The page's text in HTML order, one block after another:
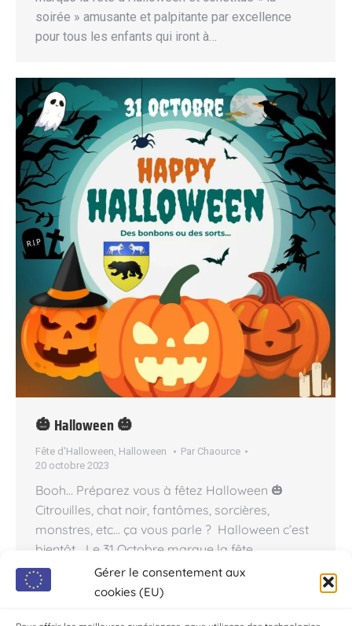
Gérer le consentement aux
cookies (EU)
soirée » amusante et palpitante par excellence
pour tous les enfants qui iront à…
🎃 Halloween 🎃
Fête d'Halloween, Halloween Par Chaource
20 octobre 2023
Booh… Préparez vous à fêtez Halloween 🎃
Citrouilles, chat noir, fantômes, sorcières,
monstres, etc… ça vous parle ? Halloween c’est
bientôt… Le 31 Octobre marque la fête
d’Halloween et constitue « la soirée » amusante
et palpitante par excellence pour tous les